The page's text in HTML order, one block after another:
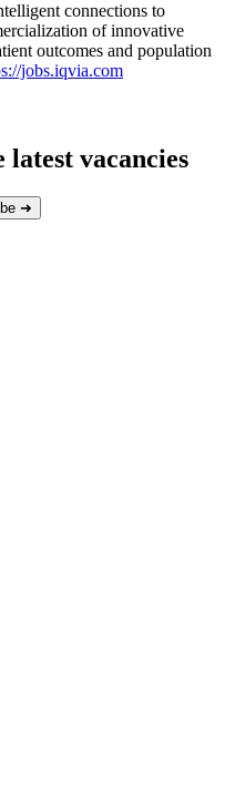
connections to
of innovative
outcomes and population
jobs.iqvia.com
vacancies
➜